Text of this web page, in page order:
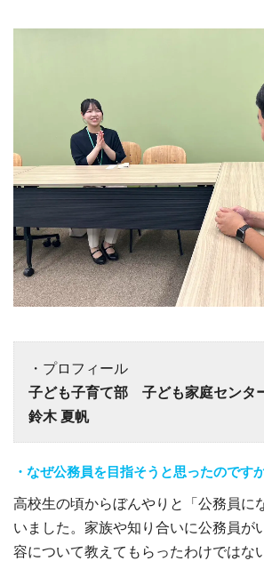
・プロフィール
子ども子育て部 子ども家庭セン
鈴木 夏帆
・なぜ公務員を目指そうと思ったのです
高校生の頃からぼんやりと「公務員に
いました。家族や知り合いに公務員が
容について教えてもらったわけではな